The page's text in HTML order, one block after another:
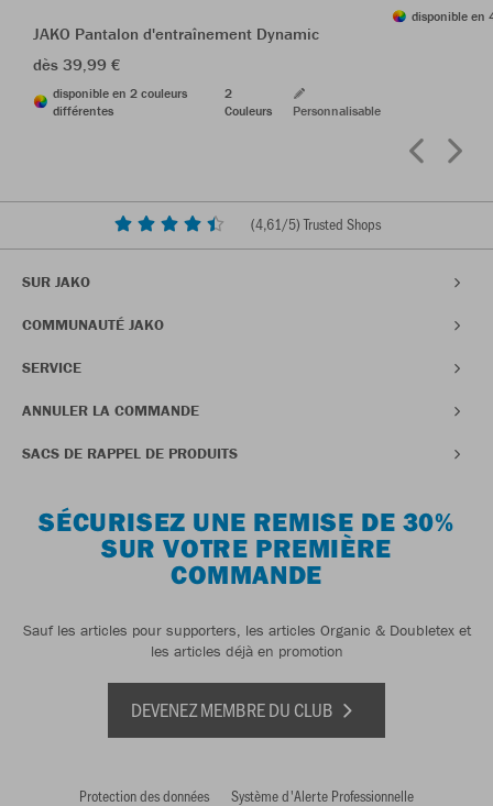
JAKO Pantalon d'entraînement Dynamic
dès 39,99 €
disponible en 2 couleurs
différentes
2
Couleurs
Personnalisable
disponible en
(4,61/5) Trusted Shops
SUR JAKO
COMMUNAUTÉ JAKO
SERVICE
ANNULER LA COMMANDE
SACS DE RAPPEL DE PRODUITS
SÉCURISEZ UNE REMISE DE 30%
SUR VOTRE PREMIÈRE
COMMANDE
Sauf les articles pour supporters, les articles Organic & Doubletex et
les articles déjà en promotion
DEVENEZ MEMBRE DU CLUB
Protection des données Système d'Alerte Professionnelle